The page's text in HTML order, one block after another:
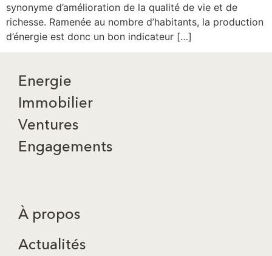
synonyme d’amélioration de la qualité de vie et de
richesse. Ramenée au nombre d’habitants, la production
d’énergie est donc un bon indicateur […]
Energie
Immobilier
Ventures
Engagements
À propos
Actualités